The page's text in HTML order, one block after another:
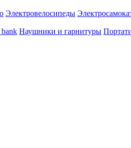
Электровелосипеды
Наушники и гарнитуры